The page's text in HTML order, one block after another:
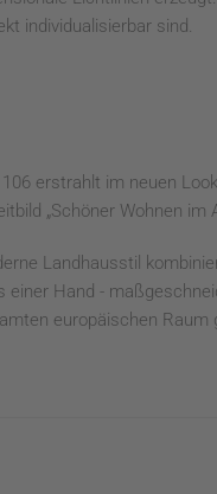
individualisierbar sind.
erstrahlt im neuen
„Schöner Wohnen
Landhausstil
einer Hand -
europäischen Raum